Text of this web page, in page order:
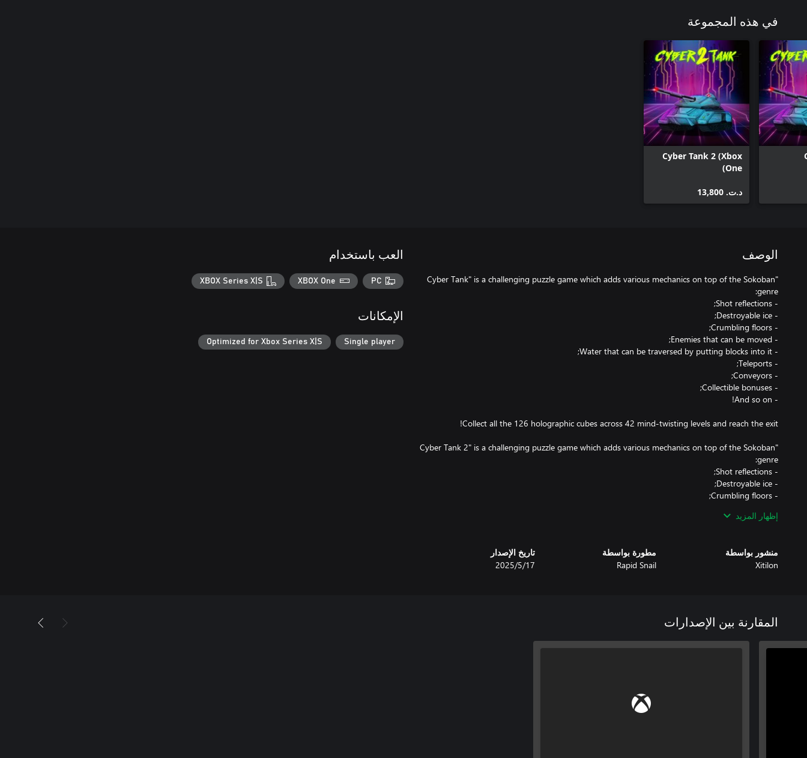
في هذه المجموعة
Cyber Tank 2 (Xbox
One)
د.ت.‏ 13,800
الوصف
"Cyber Tank" is a challenging puzzle game which adds various mechanics on top of the Sokoban
"Cyber Tank 2" is a challenging puzzle game which adds various mechanics on top of the Sokoban
إظهار المزيد
منشور بواسطة
Xitilon
مطورة بواسطة
Rapid Snail
تاريخ الإصدار
17‏/5‏/2025
العب باستخدام
PC
XBOX One
XBOX Series X|S
الإمكانات
Single player
Optimized for Xbox Series X|S
المقارنة بين الإصدارات